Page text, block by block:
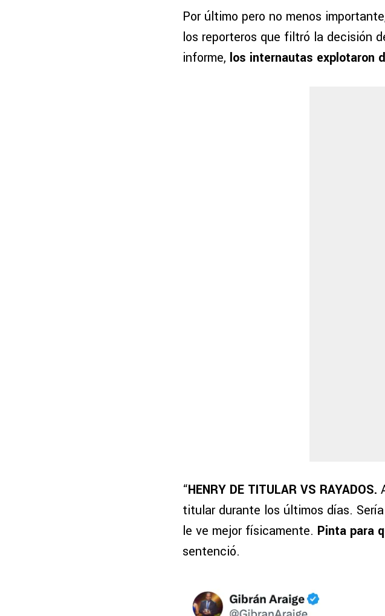
Por último pero no menos
los reporteros que filtró la decisión
informe, los internautas explotaron
“HENRY DE TITULAR VS RAYADOS.
titular durante los últimos días.
le ve mejor físicamente. Pinta para
sentenció.